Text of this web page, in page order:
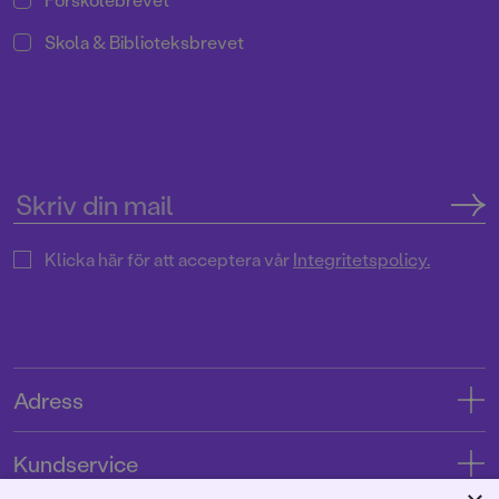
Skola & Biblioteksbrevet
Klicka här för att acceptera vårIntegritetspolicy.
Adress
Kundservice